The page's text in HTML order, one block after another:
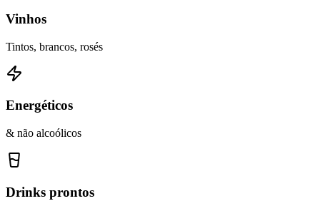
Vinhos
Tintos, brancos, rosés
Energéticos
& não alcoólicos
Drinks prontos